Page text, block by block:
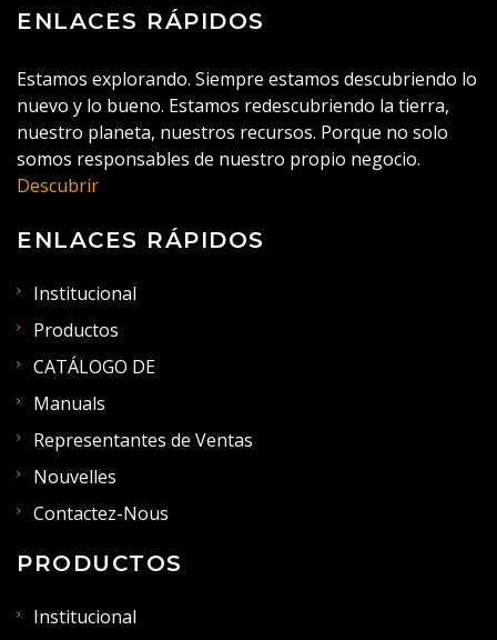
ENLACES RÁPIDOS
Estamos explorando. Siempre estamos descubriendo lo
nuevo y lo bueno. Estamos redescubriendo la tierra,
nuestro planeta, nuestros recursos. Porque no solo
somos responsables de nuestro propio negocio.
Descubrir
ENLACES RÁPIDOS
Institucional
Productos
CATÁLOGO DE
Manuals
Representantes de Ventas
Nouvelles
Contactez-Nous
PRODUCTOS
Institucional